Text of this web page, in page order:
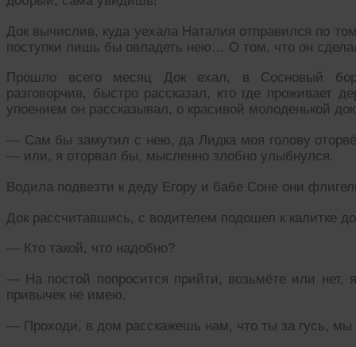
Док вычислив, куда уехала Наталия отправился по
поступки лишь бы овладеть нею… О том, что он
Прошло всего месяц Док ехал, в Сосновый
разговорчив, быстро рассказал, кто где проживает
упоением он рассказывал, о красивой молоденькой
— Сам бы замутил с нею, да Лидка моя голову
— или, я оторвал бы, мысленно злобно улыбнулся.
Водила подвезти к деду Егору и бабе Соне они
Док рассчитавшись, с водителем подошел к калитке
— Кто такой, что надобно?
— На постой попросится прийти, возьмёте или нет,
привычек не имею.
— Проходи, в дом расскажешь нам, что ты за гусь, мы